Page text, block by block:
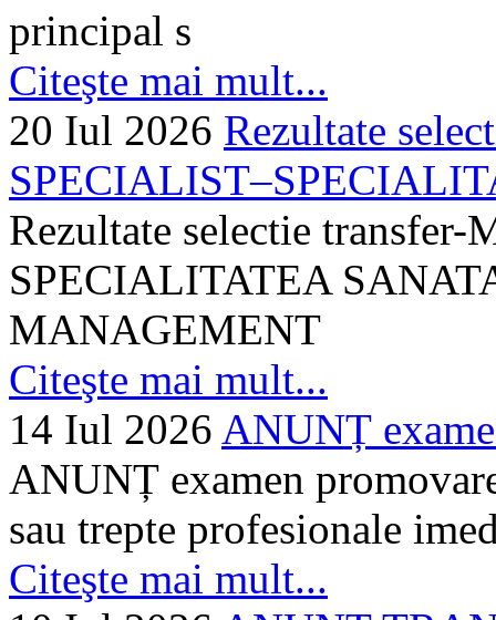
principal s
Citeşte mai mult...
20 Iul 2026 Rezultate
Rezultate selectie
SPECIALITATEA
MANAGEMENT
Citeşte mai mult...
14 Iul 2026 ANUNȚ
ANUNȚ examen
sau trepte profesionale
Citeşte mai mult...